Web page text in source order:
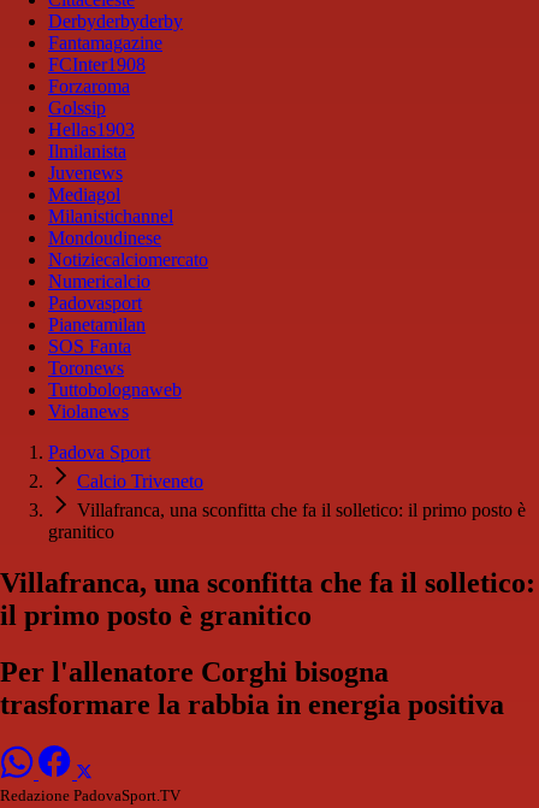
Derbyderbyderby
Fantamagazine
FCInter1908
Forzaroma
Golssip
Hellas1903
Ilmilanista
Juvenews
Mediagol
Milanistichannel
Mondoudinese
Notiziecalciomercato
Numericalcio
Padovasport
Pianetamilan
SOS Fanta
Toronews
Tuttobolognaweb
Violanews
Padova Sport
Calcio Triveneto
Villafranca, una sconfitta che fa il solletico: il primo posto è
granitico
Villafranca, una sconfitta che fa il solletico:
il primo posto è granitico
Per l'allenatore Corghi bisogna
trasformare la rabbia in energia positiva
Redazione PadovaSport.TV